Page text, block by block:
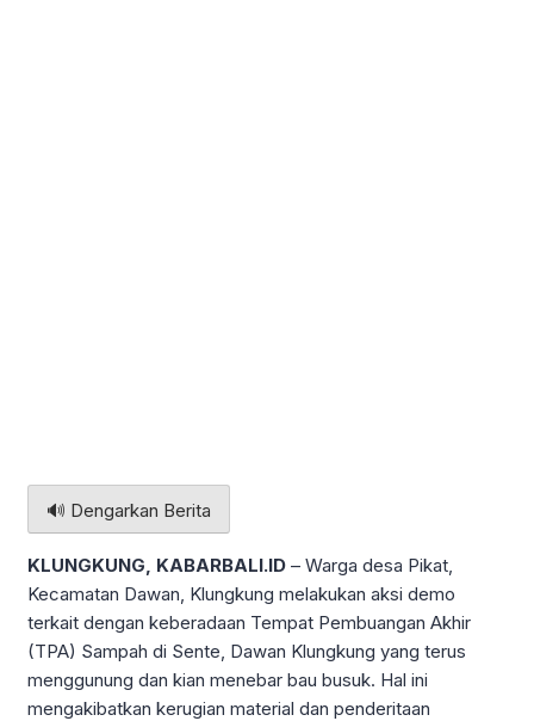
🔊 Dengarkan Berita
KLUNGKUNG, KABARBALI.ID – Warga desa Pikat,
Kecamatan Dawan, Klungkung melakukan aksi demo
terkait dengan keberadaan Tempat Pembuangan Akhir
(TPA) Sampah di Sente, Dawan Klungkung yang terus
menggunung dan kian menebar bau busuk. Hal ini
mengakibatkan kerugian material dan penderitaan